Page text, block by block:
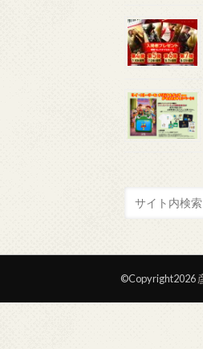
©Copyright2026